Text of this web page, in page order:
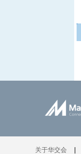
关于华交会